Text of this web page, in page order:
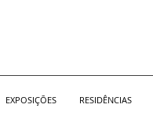
EXPOSIÇÕES RESIDÊNCIAS